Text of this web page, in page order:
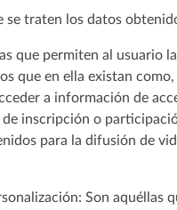
se traten los datos
que permiten al usuario
que en ella existan
a información de
inscripción o
para la difusión de
Son aquéllas